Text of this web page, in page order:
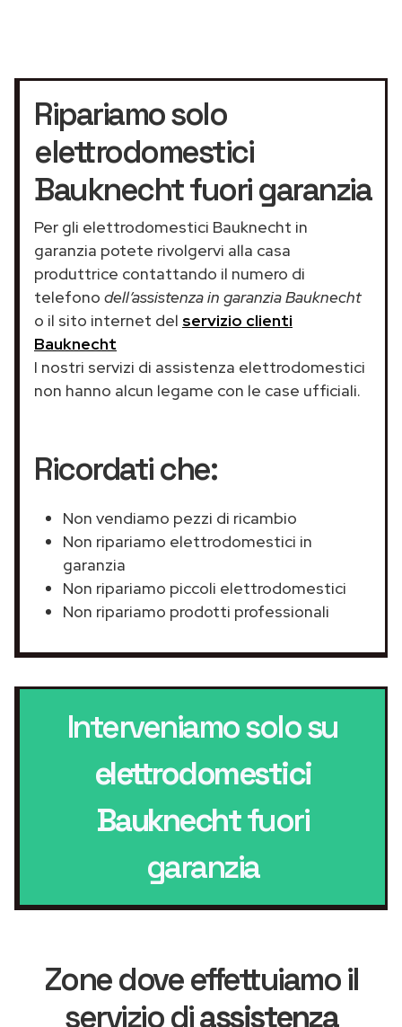
Ripariamo solo
elettrodomestici
Bauknecht fuori garanzia
Per gli elettrodomestici Bauknecht in
garanzia potete rivolgervi alla casa
produttrice contattando il numero di
telefono dell’assistenza in garanzia Bauknecht
o il sito internet del servizio clienti
Bauknecht
I nostri servizi di assistenza elettrodomestici
non hanno alcun legame con le case ufficiali.
Ricordati che:
Non vendiamo pezzi di ricambio
Non ripariamo elettrodomestici in
garanzia
Non ripariamo piccoli elettrodomestici
Non ripariamo prodotti professionali
Interveniamo solo su
elettrodomestici
Bauknechtfuori
garanzia
Zone dove effettuiamo il
servizio diassistenza